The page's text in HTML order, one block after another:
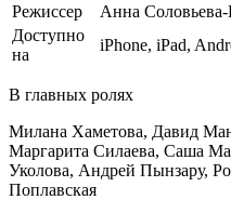
Режиссер
Анна
Доступно
на
iPhone, iPad,
В главных ролях
Милана Хаметова, Давид
Маргарита Силаева, Саша
Уколова, Андрей Пынзару,
Поплавская